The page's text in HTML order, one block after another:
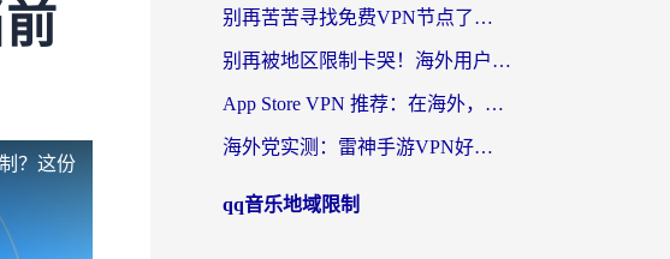
？这份
别再苦苦寻找免费VPN节点了，这才是海外访问国内资源的正确姿势
别再被地区限制卡哭！海外用户vpn中国下载全攻略，无缝刷剧办公社交
App Store VPN 推荐：在海外，如何找回那扇回家的“任意门”？
海外党实测：雷神手游VPN好用吗？和闪电VPN对比哪个回国效果更好？附小众工具深度测评
qq音乐地域限制